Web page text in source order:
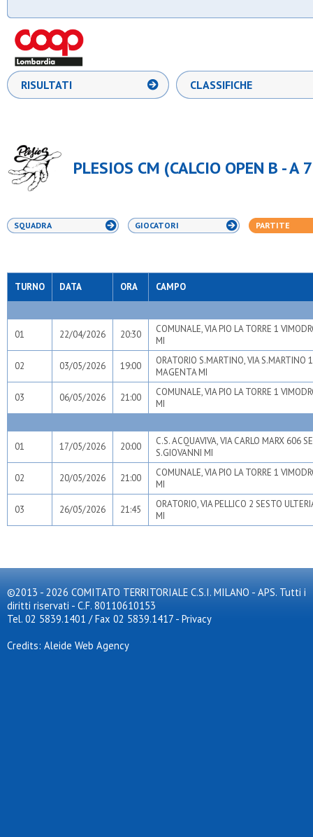
RISULTATI CLASSIFICHE
PLESIOS CM (CALCIO OPEN B - A
SQUADRA GIOCATORI PARTITE
TURNO DATA ORA CAMPO
01 22/04/2026 20:30
COMUNALE, VIA PIO LA TORRE 1
MI
02 03/05/2026 19:00
ORATORIO S.MARTINO, VIA S.MARTINO
MAGENTA MI
03 06/05/2026 21:00
COMUNALE, VIA PIO LA TORRE 1
MI
01 17/05/2026 20:00
C.S. ACQUAVIVA, VIA CARLO MARX 606
S.GIOVANNI MI
02 20/05/2026 21:00
COMUNALE, VIA PIO LA TORRE 1
MI
03 26/05/2026 21:45
ORATORIO, VIA PELLICO 2 SESTO
MI
©2013 - 2026 COMITATO TERRITORIALE C.S.I. MILANO - APS. Tutti i
diritti riservati - C.F. 80110610153
Tel. 02 5839.1401 / Fax 02 5839.1417 - Privacy
Credits: Aleide Web Agency